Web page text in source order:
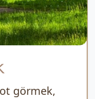
görmek,